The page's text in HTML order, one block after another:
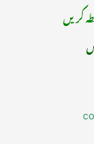
کریں